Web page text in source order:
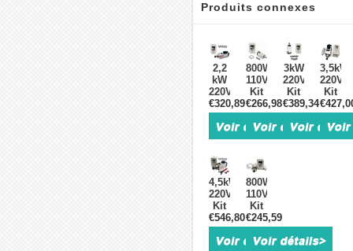
Produits connexes
2,2
kW
220V/380V
Kit
moteur
de
broche
par
air
et
variateur
de
fréquence
GDZ80X73-
€320,89
800W
110V/220V
Kit
moteur
de
broche
refroidi
air
et
variateur
de
fréquence
(VFD)
GDZ80X73-
0.8
€266,98
3kW
220V/380V
Kit
moteur
de
broche
refroidi
GDZ80X73-
3 +
€389,34
3,5kW
220V/
Kit
de
broche
4,5kW
220V/380V
Kit
moteur
de
broche
€546,80
800W
110V/220V
Kit
moteur
de
broche
€245,59